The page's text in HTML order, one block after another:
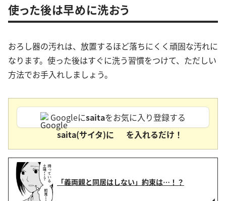
使った後は早めに洗おう
おろし器の汚れは、放置するほど落ちにくく頑固な汚れに
なります。使った後はすぐに洗う習慣をつけて、ただしい
方法でお手入れしましょう。
Googleにsaitaをお気に入り登録する
saita(サイタ)に
を入れるだけ！
「義両親と同居はしない」約束は…！？